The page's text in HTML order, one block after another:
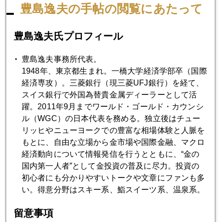
クザグの曲線に惑わされず、トレンドの直線を見失わない感
と。価格動向が気になるのは当然だが、あくまで趣味のひと
な訓練を積むことが、"貯蓄から投資へ"の過程で皆一番苦労す
るところなのだ。物忘ればかりとこぼすシニアにかぎって、
相場が気になり、忘れられないものだよ。
2006年
1月 2月 3月 4月 5月 6月
7月 8月 9月 10月 11月 12月
回顧と展望－ＣＮＢＣでの発言要約
豊島逸夫の手帖の閲覧にあたって
豊島逸夫氏プロフィール
豊島逸夫事務所代表。
1948年、東京都生まれ。一橋大学経済学部卒（国際
経済専攻）。三菱銀行（現三菱UFJ銀行）を経て、
スイス銀行で外国為替貴金属ディーラーとして活
躍。2011年9月までワールド・ゴールド・カウンシ
ル（WGC）の日本代表を務める。独立後はチュー
リッヒやニューヨークでの豊富な相場体験と人脈を
もとに、自由な立場から金市場や国際金融、マクロ
経済動向について情報発信を行うとともに、“金の
国内第一人者”として金投資の普及に尽力。投資の
初心者にも分かりやすいトークや文章にファンも多
い。得意分野はスキー系、鮨スイーツ系、温泉系。
留意事項